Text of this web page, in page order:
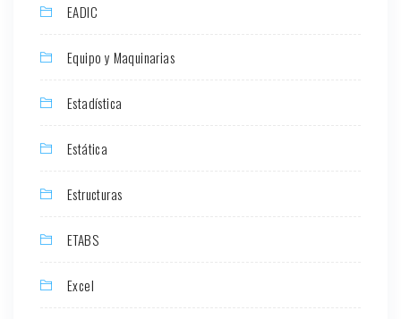
EADIC
Equipo y Maquinarias
Estadística
Estática
Estructuras
ETABS
Excel